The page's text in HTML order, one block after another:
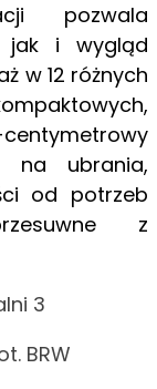
pozwala
jak i wygląd
w 12 różnych
na ubrania,
od potrzeb
z
BRW